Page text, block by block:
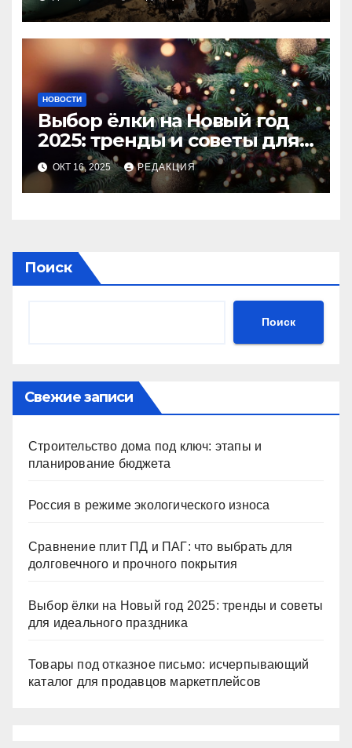
НОВОСТИ
Выбор ёлки на Новый год
2025: тренды и советы для
идеального праздника
ОКТ 16, 2025 РЕДАКЦИЯ
Поиск
Поиск
Свежие записи
Строительство дома под ключ: этапы и
планирование бюджета
Россия в режиме экологического износа
Сравнение плит ПД и ПАГ: что выбрать для
долговечного и прочного покрытия
Выбор ёлки на Новый год 2025: тренды и советы
для идеального праздника
Товары под отказное письмо: исчерпывающий
каталог для продавцов маркетплейсов